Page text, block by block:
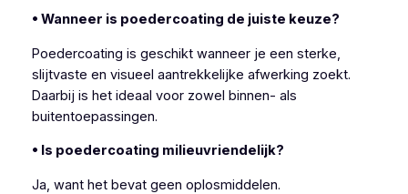
• Wanneer is poedercoating de juiste keuze?
Poedercoating is geschikt wanneer je een sterke,
slijtvaste en visueel aantrekkelijke afwerking zoekt.
Daarbij is het ideaal voor zowel binnen- als
buitentoepassingen.
• Is poedercoating milieuvriendelijk?
Ja, want het bevat geen oplosmiddelen.